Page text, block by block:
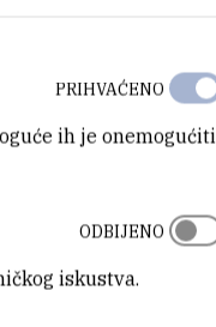
ih je onemogućiti
PRIHVAĆENO
iskustva.
ODBIJENO